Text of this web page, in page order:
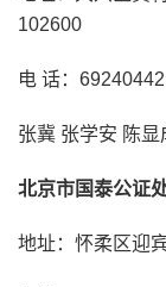
102600
电 话：69240442
张冀 张学安 陈显
北京市国泰公证
地址：怀柔区迎